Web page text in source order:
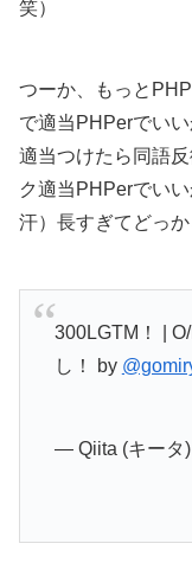
笑）
つーか、もっと
で適当PHPerでい
適当つけたら同語
ク適当PHPerでい
汗）長すぎてどっ
300LGTM！ |
し！ by
— Qiita (キータ